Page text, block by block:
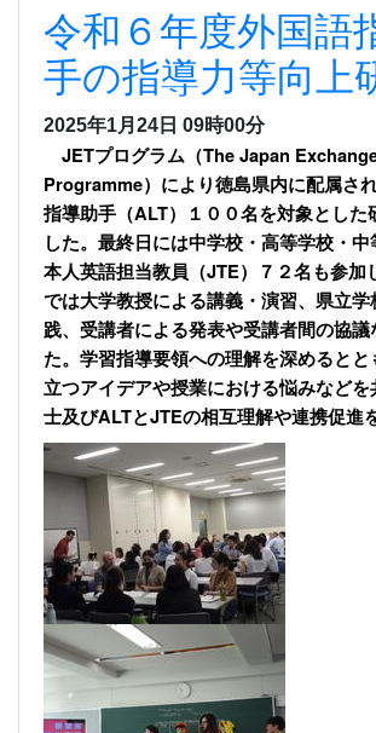
令和６年度外国語
手の指導力等向上
2025年1月24日 09時00分
JETプログラム（The Japan
Programme）により徳島県内に配属さ
指導助手（ALT）１００名を対象とした
した。最終日には中学校・高等学校・
本人英語担当教員（JTE）７２名も参加
では大学教授による講義・演習、県立
践、受講者による発表や受講者間の協
た。学習指導要領への理解を深めると
立つアイデアや授業における悩みなど
士及びALTとJTEの相互理解や連携促進